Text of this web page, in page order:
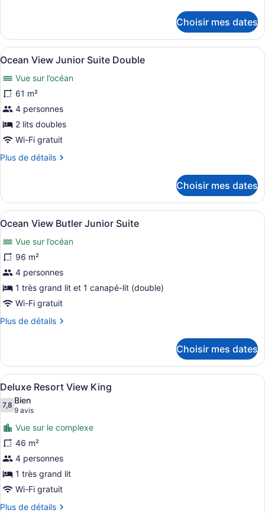
Suite
King
Ocean
View
Junior
King
Choisir mes dates
Afficher
toutes
les
photos
pour
ce
type
chambre :
Junior
Suite
Double
Un balcon avec vue sur l’océan
6
Ocean View Junior Suite Double
Vue sur l’océan
61 m²
4 personnes
2 lits doubles
Wi-Fi gratuit
Plus de détails
Plus
Ocean
View
Junior
Double
Choisir mes dates
Afficher
toutes
les
photos
pour
ce
type
chambre :
Butler
Junior
Suite
Une chambre d’hôtel avec une
9
Ocean View Butler Junior Suite
Vue sur l’océan
96 m²
4 personnes
1 très grand lit et 1 canapé-lit (double)
Wi-Fi gratuit
Plus de détails
Plus
Ocean
View
Butler
Junior
Suite
Choisir mes dates
Afficher
toutes
les
photos
pour
ce
type
de
chambre :
Deluxe
Un balcon doté d’une porte
5
Deluxe Resort View King
7,87,8 sur 10
Bien
9 avis
(9 avis)
Vue sur le complexe
46 m²
4 personnes
1 très grand lit
Wi-Fi gratuit
Plus de détails
Plus